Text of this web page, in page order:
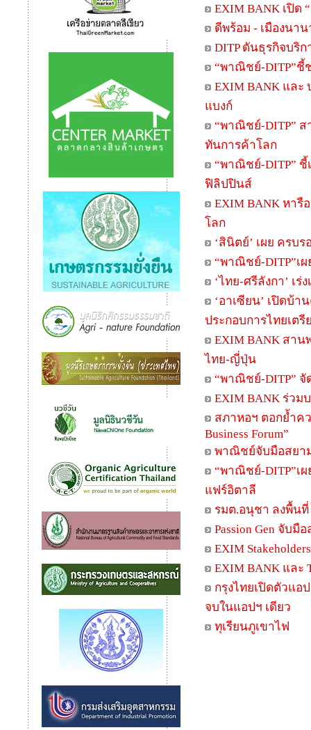
EXIM BANK เปิด
ดีพร้อม - เมืองนา
DITP ดันธุรกิจบริก
“พาณิชย์-DITP”ชี้
EXIM BANK และ
แบงก์
“พาณิชย์-DITP” ส
ทันการค้าโลก
“พาณิชย์-DITP” ชี้
ฟิลิปปินส์
EXIM BANK หารื
โลก
‘สินิตย์’ เผย ครบ
“พาณิชย์-DITP”เ
‘ไทย-ศรีลังกา’ เร่
‘อาเซียน’ เปิดบ้า
ประกอบการไทยเต
EXIM BANK สา
ไทย-ญี่ปุ่น
“พาณิชย์-DITP” จั
EXIM BANK ร่วม
สภาหอฯ ตอกย้ำค
Business Forum”
พาณิชย์จับมือสยาม
“พาณิชย์-DITP”เ
แฟร์อิตาลี
รมต.อนุชา ลงพื้น
Passion Gen จับมื
EXIM
EXIM BANK และ
กรุงไทยเปิดตัวแอ
จบในแอปฯ เดียว
ทุเรียนภูเขาไฟ